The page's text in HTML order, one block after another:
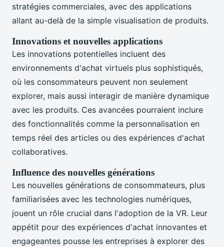
stratégies commerciales, avec des applications
allant au-delà de la simple visualisation de produits.
Innovations et nouvelles applications
Les innovations potentielles incluent des
environnements d'achat virtuels plus sophistiqués,
où les consommateurs peuvent non seulement
explorer, mais aussi interagir de manière dynamique
avec les produits. Ces avancées pourraient inclure
des fonctionnalités comme la personnalisation en
temps réel des articles ou des expériences d'achat
collaboratives.
Influence des nouvelles générations
Les nouvelles générations de consommateurs, plus
familiarisées avec les technologies numériques,
jouent un rôle crucial dans l'adoption de la VR. Leur
appétit pour des expériences d'achat innovantes et
engageantes pousse les entreprises à explorer des